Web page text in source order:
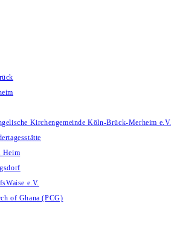
Kirchengemeinde Köln-Brück-Merheim e.V.
Heim
e.V.
of Ghana (PCG)